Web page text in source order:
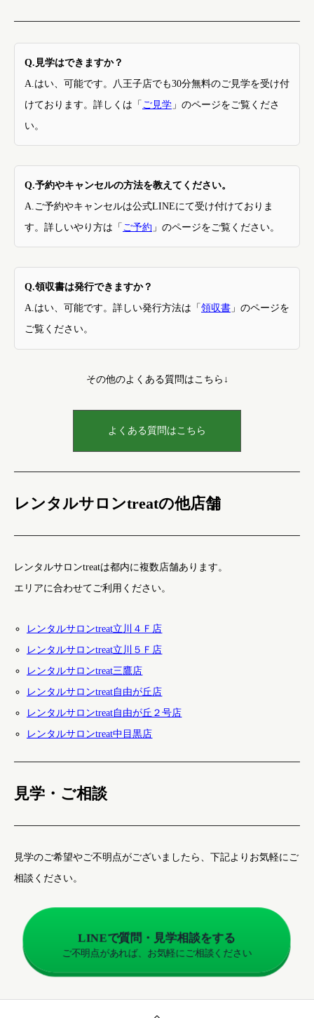
Q.見学はできますか？
A.はい、可能です。八王子店でも30分無料のご見学を受け付
けております。詳しくは「 ご見学 」のページをご覧くださ
い。
Q.予約やキャンセルの方法を教えてください。
A.ご予約やキャンセルは公式LINEにて受け付けておりま
す。詳しいやり方は「 ご予約 」のページをご覧ください。
Q.領収書は発行できますか？
A.はい、可能です。詳しい発行方法は「 領収書 」のページを
ご覧ください。
その他のよくある質問はこちら↓
よくある質問はこちら
レンタルサロンtreatの他店舗
レンタルサロンtreatは都内に複数店舗あります。
エリアに合わせてご利用ください。
レンタルサロンtreat立川４Ｆ店
レンタルサロンtreat立川５Ｆ店
レンタルサロンtreat三鷹店
レンタルサロンtreat自由が丘店
レンタルサロンtreat自由が丘２号店
レンタルサロンtreat中目黒店
見学・ご相談
見学のご希望やご不明点がございましたら、下記よりお気軽にご
相談ください。
LINEで質問・見学相談をする
ご不明点があれば、お気軽にご相談ください